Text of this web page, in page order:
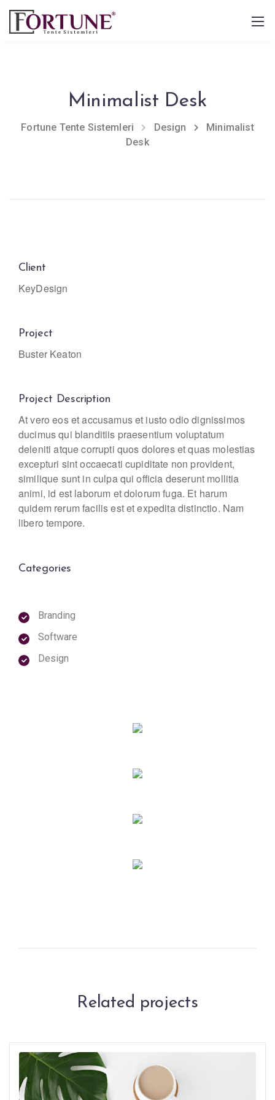
Minimalist Desk
Fortune Tente Sistemleri Design
Minimalist
Desk
Client
KeyDesign
Project
Buster Keaton
Project Description
At vero eos et accusamus et iusto odio dignissimos
ducimus qui blanditiis praesentium voluptatum
deleniti atque corrupti quos dolores et quas molestias
excepturi sint occaecati cupiditate non provident,
similique sunt in culpa qui officia deserunt mollitia
animi, id est laborum et dolorum fuga. Et harum
quidem rerum facilis est et expedita distinctio. Nam
libero tempore.
Categories
Branding
Software
Design
Related projects